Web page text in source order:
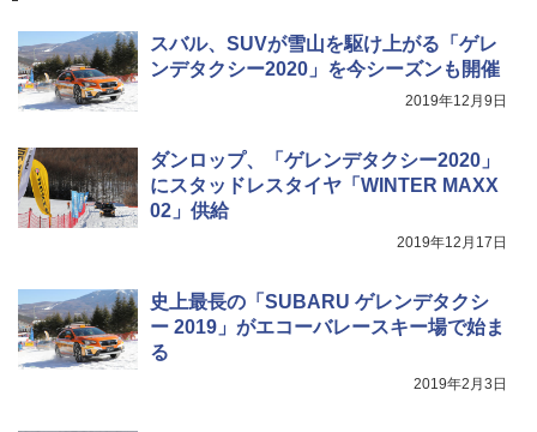
スバル、SUVが雪山を駆け上がる「ゲレ
ンデタクシー2020」を今シーズンも開催
2019年12月9日
ダンロップ、「ゲレンデタクシー2020」
にスタッドレスタイヤ「WINTER MAXX
02」供給
2019年12月17日
史上最長の「SUBARU ゲレンデタクシ
ー 2019」がエコーバレースキー場で始ま
る
2019年2月3日